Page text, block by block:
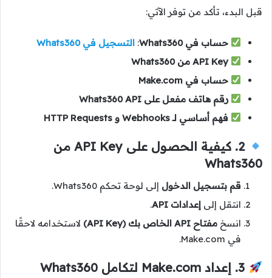
قبل البدء، تأكد من توفر الآتي:
حساب في Whats360 :التسجيل في Whats360
API Key من Whats360
حساب في Make.com
رقم هاتف مفعل على Whats360 API
فهم أساسي لـ Webhooks و HTTP Requests
2. كيفية الحصول على API Key من
Whats360
قم بتسجيل الدخول إلى لوحة تحكم Whats360.
انتقل إلى إعدادات API
.
انسخ مفتاح API الخاص بك (API Key)
لاستخدامه لاحقًا
في Make.com.